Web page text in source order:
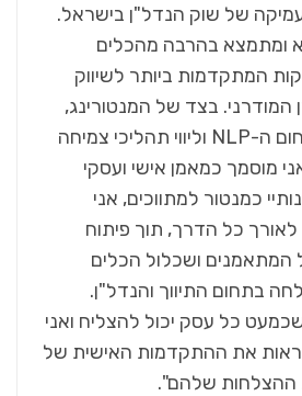
של שוק הנדל"ן בישראל.
ומתמצא בהרבה מהכלים
המתקדמות ביותר לשיווק
המודרני. בצד של המנטורינג,
אני בעל ידע רב בתחום ה-NLP וליווי תהליכי צמיחה
מוסמך כמאמן אישי ועסקי
כמנטור למתווכים, אני
לאורך כל הדרך, תוך פיתוח
המתאמנים ושכלול הכלים
בתחום התיווך והנדל"ן.
כל עסק יכול להצליח ואני
את ההתקדמות האישית של
ההצלחות שלהם".